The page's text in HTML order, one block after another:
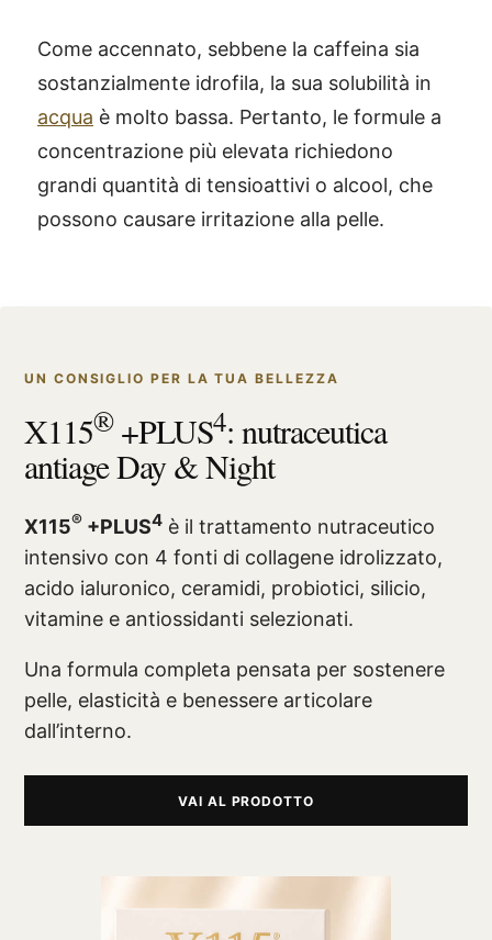
Come accennato, sebbene la caffeina sia
sostanzialmente idrofila, la sua solubilità in
acqua è molto bassa. Pertanto, le formule a
concentrazione più elevata richiedono
grandi quantità di tensioattivi o alcool, che
possono causare irritazione alla pelle.
UN CONSIGLIO PER LA TUA BELLEZZA
X115®+PLUS4: nutraceutica
antiage Day & Night
X115® +PLUS4 è il trattamento nutraceutico
intensivo con 4 fonti di collagene idrolizzato,
acido ialuronico, ceramidi, probiotici, silicio,
vitamine e antiossidanti selezionati.
Una formula completa pensata per sostenere
pelle, elasticità e benessere articolare
dall’interno.
VAI AL PRODOTTO
SCOPRI COME FUNZIONA